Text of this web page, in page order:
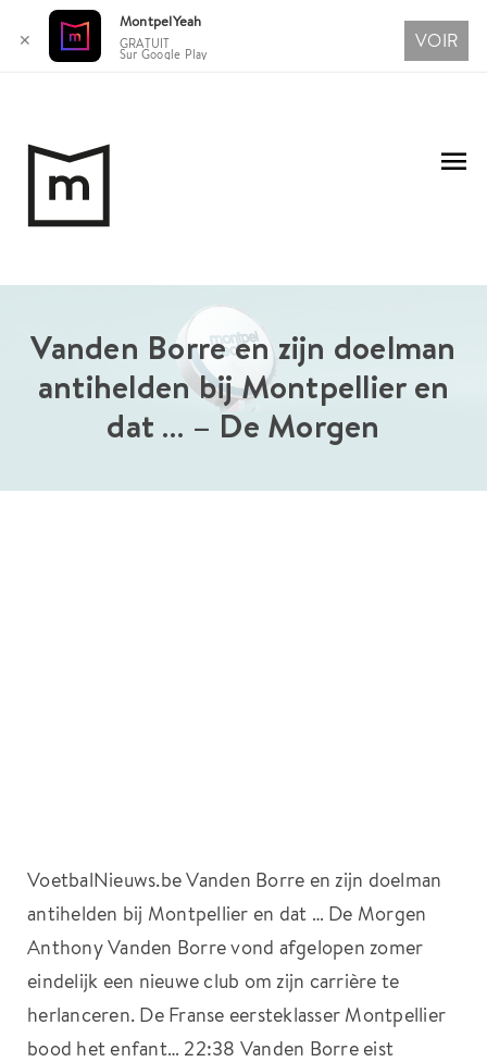
contenu
Vanden Borre en zijn doelman
antihelden bij Montpellier en
dat … – De Morgen
VoetbalNieuws.be Vanden Borre en zijn doelman
antihelden bij Montpellier en dat … De Morgen
Anthony Vanden Borre vond afgelopen zomer
eindelijk een nieuwe club om zijn carrière te
herlanceren. De Franse eersteklasser Montpellier
bood het enfant… 22:38 Vanden Borre eist
✕
MontpelYeah
GRATUIT
Sur Google Play
VOIR